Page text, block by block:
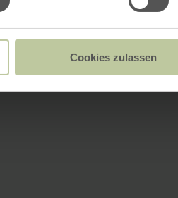
Cookies zulassen